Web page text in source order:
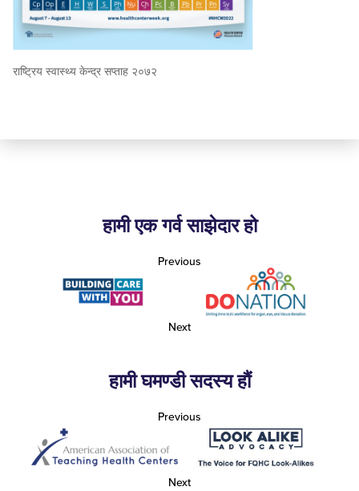
राष्ट्रिय स्वास्थ्य केन्द्र सप्ताह २०७२
हामी एक गर्व साझेदार हो
Previous
Next
हामी घमण्डी सदस्य हौं
Previous
Next